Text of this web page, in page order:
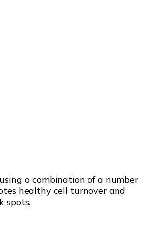
a combination of a number
healthy cell turnover and
spots.